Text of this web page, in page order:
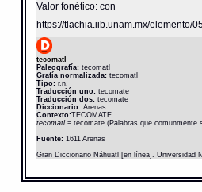
Valor fonético: con
https://tlachia.iib.unam.mx/elemento/
tecomatl
Paleografía:tecomatl
Grafía normalizada:tecomatl
Tipo:r.n.
Traducción uno:tecomate
Traducción dos:tecomate
Diccionario: Arenas
Contexto:TECOMATE
tecomatl = tecomate (Palabras que comunmente
Fuente:1611 Arenas
Gran Diccionario Náhuatl [en línea]. Universidad